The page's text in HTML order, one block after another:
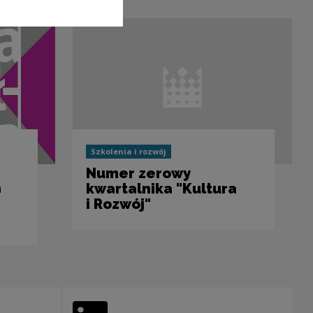
Szkolenia i rozwój
Numer zerowy
kwartalnika "Kultura
i Rozwój"